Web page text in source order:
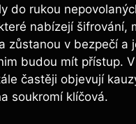
do rukou
nabízejí šifrování,
zůstanou v bezpečí a
budou mít přístup.
častěji objevují
soukromí klíčová.